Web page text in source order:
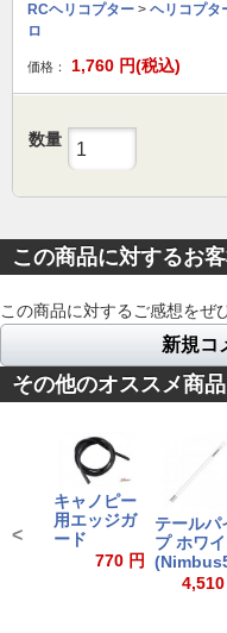
RCヘリコプター > ヘリコプタ
ロ
価格： 1,760 円(税込)
数量
この商品に対するお
この商品に対するご感想をぜ
新規コ
その他のオススメ商品
キャノピー
用エッジガ
ード
770 円
テールパ
プ ホワイ
4,510
<